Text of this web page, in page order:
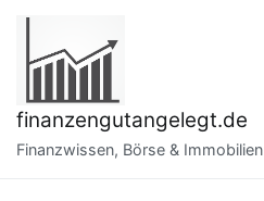
springen
finanzengutangelegt.de
Finanzwissen, Börse & Immobilien